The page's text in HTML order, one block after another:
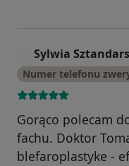
Sylwia
Numer telefonu
Gorąco polecam
fachu. Doktor
blefaroplastyke -